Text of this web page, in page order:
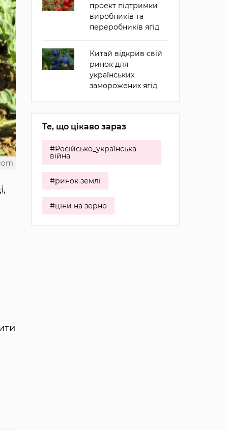
проект підтримки
виробників та
переробників ягід
Китай відкрив свій
ринок для
українських
заморожених ягід
Те, що цікаво зараз
#Російсько_українська
війна
#ринок землі
#ціни на зерно